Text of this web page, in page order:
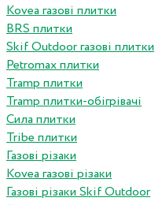
Kovea газові плитки
BRS плитки
Skif Outdoor газові плитки
Petromax плитки
Tramp плитки
Tramp плитки-обігрівачі
Сила плитки
Tribe плитки
Газові різаки
Kovea газові різаки
Газові різаки Skif Outdoor